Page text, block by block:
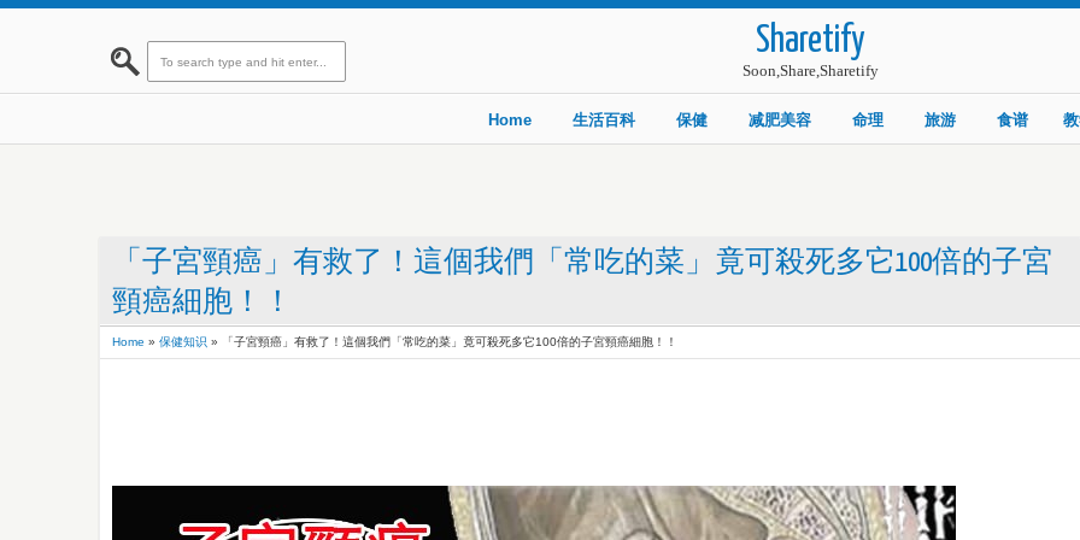
Sharetify
Soon,Share,Sharetify
Home 生活百科 保健 减肥美容 命理 旅游 食谱
「子宮頸癌」有救了！這個我們「常吃的菜」竟可殺死多它100倍的子宮
頸癌細胞！！
Home » 保健知识 » 「子宮頸癌」有救了！這個我們「常吃的菜」竟可殺死多它100倍的子宮頸癌細胞！！